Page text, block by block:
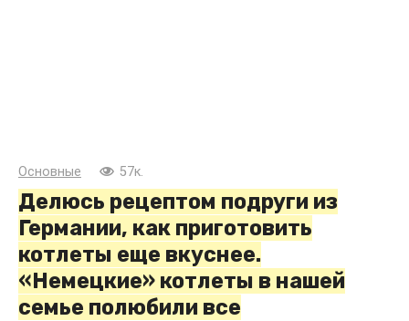
Основные 57к.
Делюсь рецептом подруги из
Германии, как приготовить
котлеты еще вкуснее.
«Немецкие» котлеты в нашей
семье полюбили все